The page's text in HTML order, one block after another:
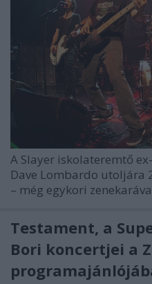
A Slayer iskolateremtő
Dave Lombardo utoljára
– még egykori
Testament, a
Bori koncertjei a